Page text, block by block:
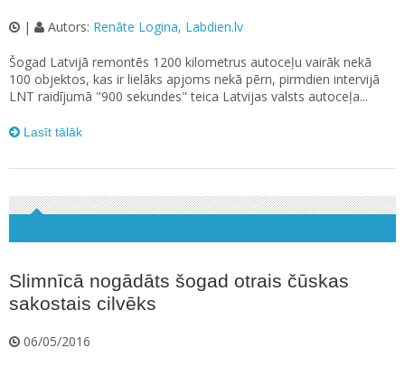
| Autors: Renāte Logina, Labdien.lv
Šogad Latvijā remontēs 1200 kilometrus autoceļu vairāk nekā
100 objektos, kas ir lielāks apjoms nekā pērn, pirmdien intervijā
LNT raidījumā "900 sekundes" teica Latvijas valsts autoceļa...
Lasīt tālāk
Slimnīcā nogādāts šogad otrais čūskas
sakostais cilvēks
06/05/2016